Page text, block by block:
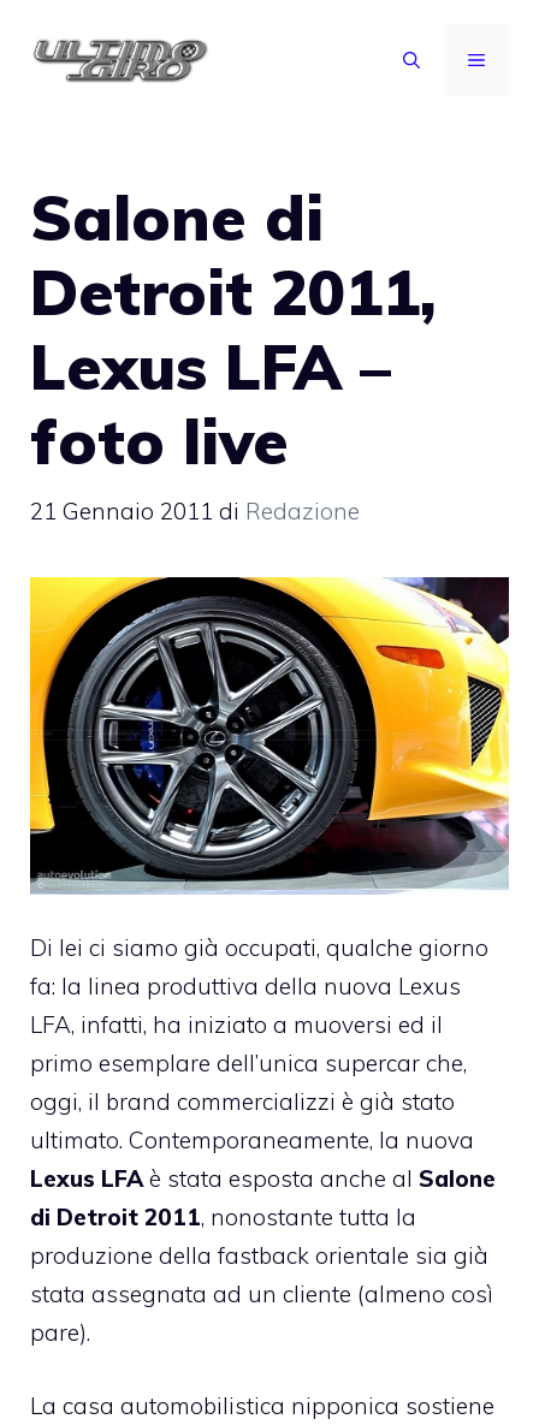
MENU
Salone di
Detroit 2011,
Lexus LFA –
foto live
21 Gennaio 2011 di Redazione
Di lei ci siamo già occupati, qualche giorno
fa: la linea produttiva della nuova Lexus
LFA, infatti, ha iniziato a muoversi ed il
primo esemplare dell’unica supercar che,
oggi, il brand commercializzi è già stato
ultimato. Contemporaneamente, la nuova
Lexus LFAè stata esposta anche al Salone
di Detroit 2011, nonostante tutta la
produzione della fastback orientale sia già
stata assegnata ad un cliente (almeno così
pare).
La casa automobilistica nipponica sostiene